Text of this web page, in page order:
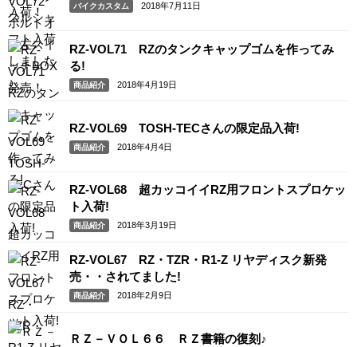
バイクカスタム 2018年7月11日
RZ-VOL71 RZのタンクキャップゴムを作ってみ
る!
商品紹介 2018年4月19日
RZ-VOL69 TOSH‐TECさんの限定品入荷!
商品紹介 2018年4月4日
RZ-VOL68 超カッコイイRZ用フロントスプロケッ
ト入荷!
商品紹介 2018年3月19日
RZ-VOL67 RZ・TZR・R1-Z リヤディスク新発
売・・されてました!
商品紹介 2018年2月9日
ＲＺ－ＶＯＬ６６ ＲＺ書籍の復刻♪